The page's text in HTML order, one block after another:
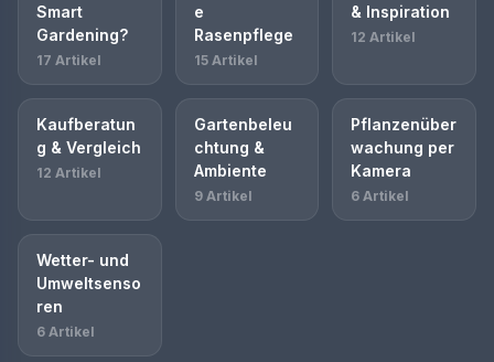
Smart
Gardening?
17 Artikel
e
Rasenpflege
15 Artikel
& Inspiration
12 Artikel
Kaufberatun
g & Vergleich
12 Artikel
Gartenbeleu
chtung &
Ambiente
9 Artikel
Pflanzenüber
wachung per
Kamera
6 Artikel
Wetter- und
Umweltsenso
ren
6 Artikel